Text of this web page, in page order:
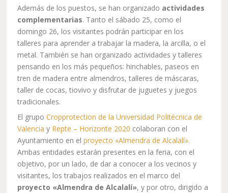
Además de los puestos, se han organizado actividades
complementarias. Tanto el sábado 25, como el
domingo 26, los visitantes podrán participar en los
talleres para aprender a trabajar la madera, la arcilla, o el
metal. También se han organizado actividades y talleres
pensando en los más pequeños: hinchables, paseos en
tren de madera entre almendros, talleres de máscaras,
taller de cocas, tiovivo y disfrutar de juguetes y juegos
tradicionales.
El grupoCropprotection de la Universidad Politécnica de
Valencia y Repte – Horizonte 2020 colaboran con el
Ayuntamiento en elproyecto «Almendra de Alcalalí».
Ambas entidades estarán presentes en la feria, con el
objetivo, por un lado, de dar a conocer a los vecinos y
visitantes, los trabajos realizados en el marco del
proyecto «Almendra de Alcalalí», y por otro, dirigido a